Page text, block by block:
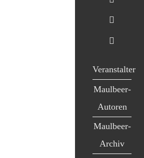
Veranstalter
Maulbeer-
Autoren
Maulbeer-
Archiv